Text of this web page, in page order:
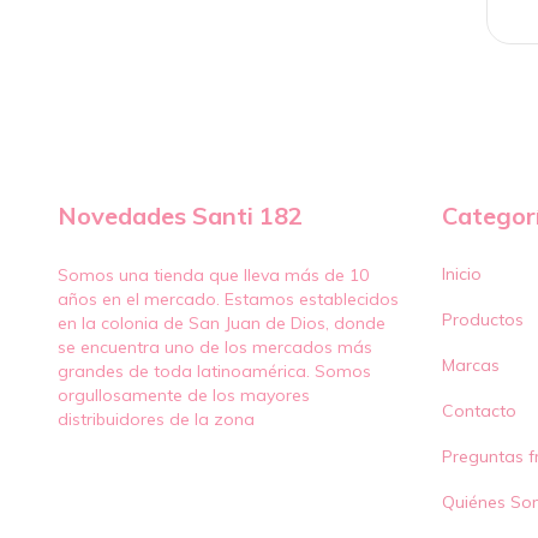
Novedades Santi 182
Somos una tienda que lleva más de 10
años en el mercado. Estamos establecidos
en la colonia de San Juan de Dios, donde
se encuentra uno de los mercados más
grandes de toda latinoamérica. Somos
orgullosamente de los mayores
distribuidores de la zona
Inicio
Productos
Marcas
Contacto
Preguntas
Quiénes